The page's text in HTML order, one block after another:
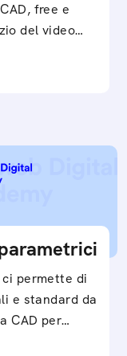
free e
del video…
permette di
e standard da
CAD per…